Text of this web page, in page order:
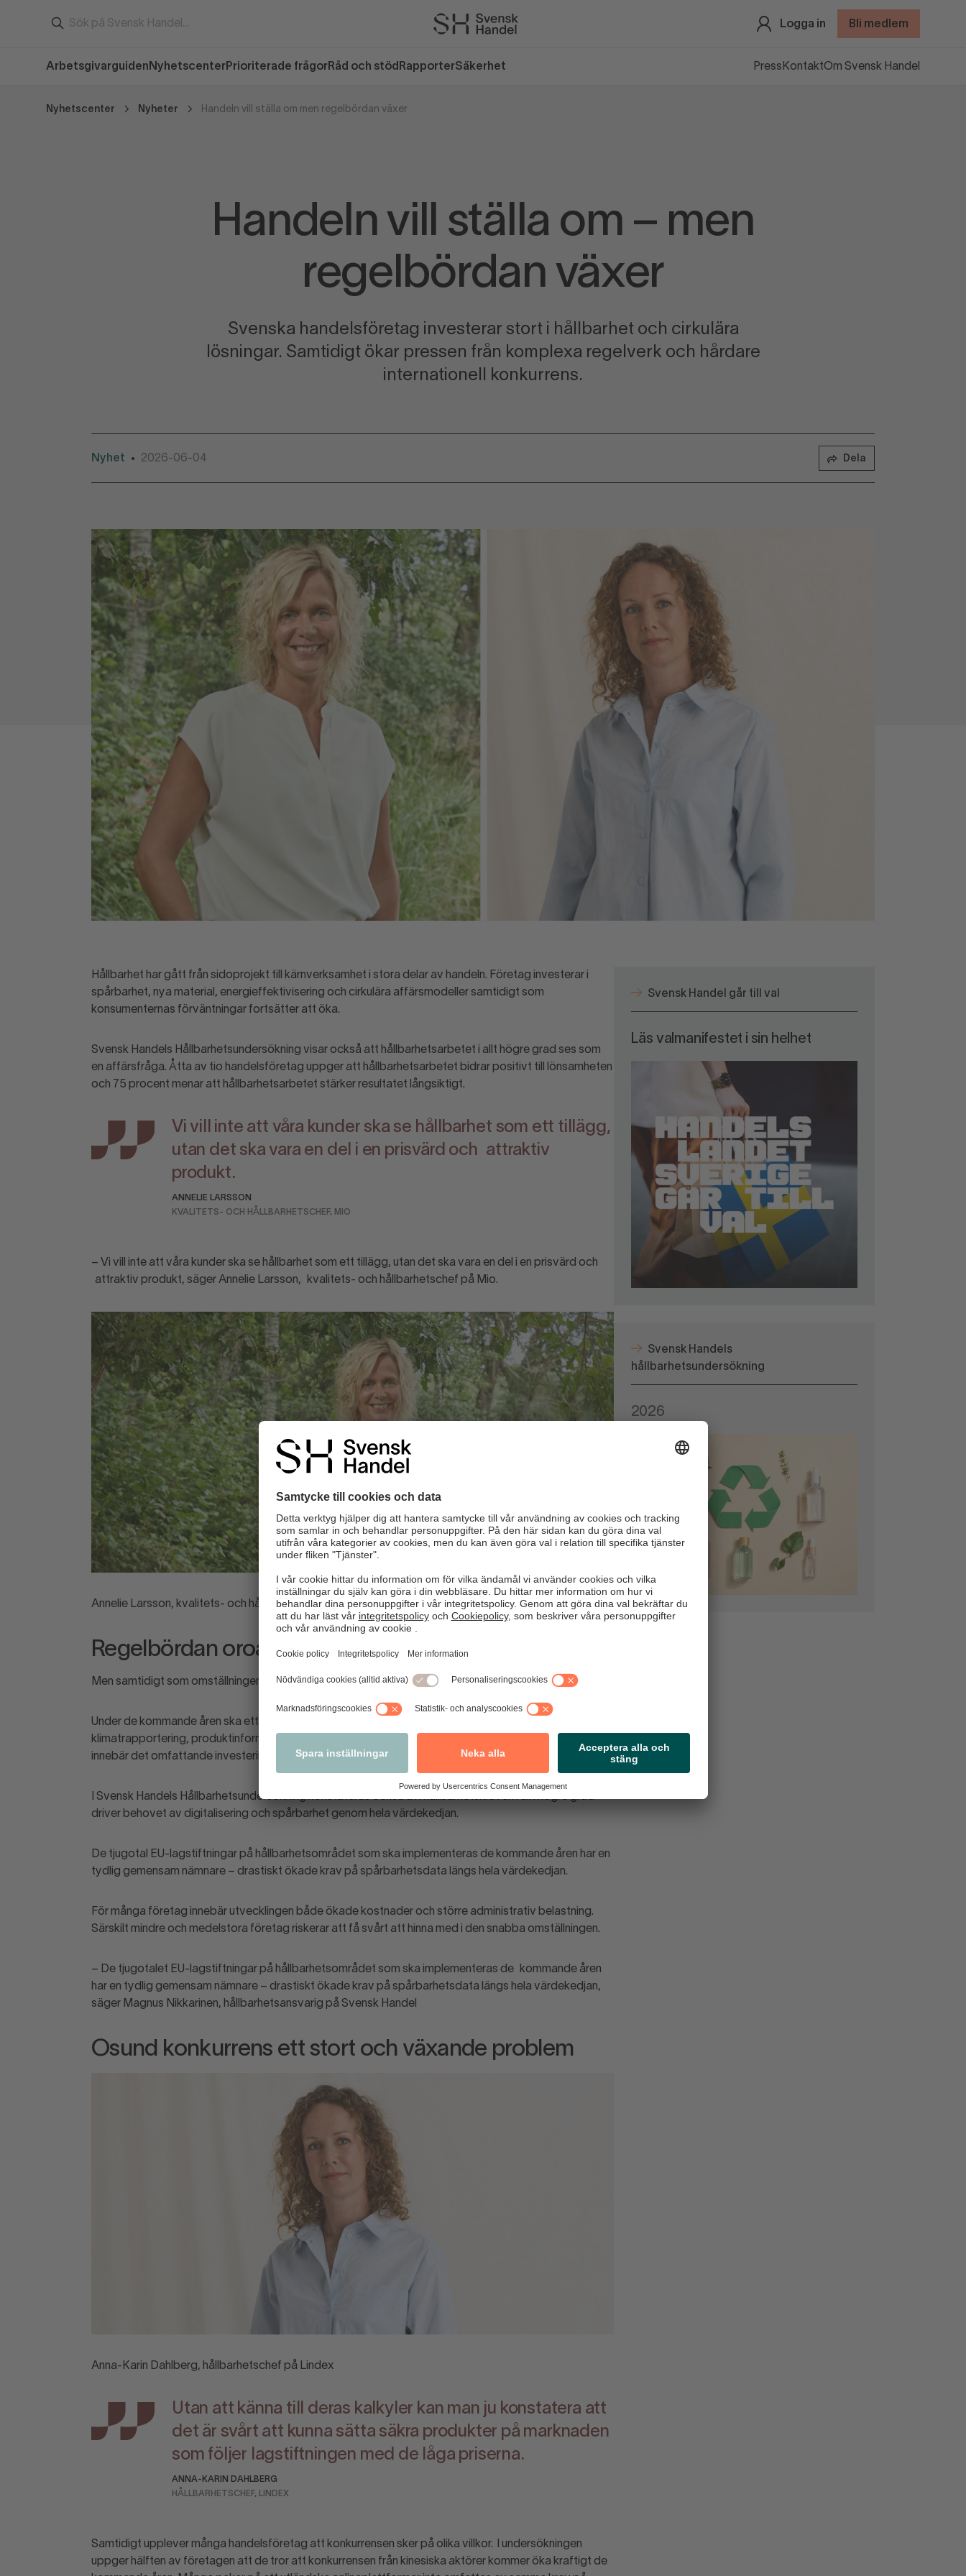
Logga in Bli medlem
Arbetsgivarguiden Nyhetscenter Prioriterade frågor Råd och stöd RapporterSäkerhet Press KontaktOm Svensk Handel
Nyhetscenter Nyheter Handeln vill ställa om men regelbördan växer
Handeln vill ställa om – men
regelbördan växer
Svenska handelsföretag investerar stort i hållbarhet och cirkulära
lösningar. Samtidigt ökar pressen från komplexa regelverk och hårdare
internationell konkurrens.
Nyhet • 2026-06-04 Dela
Hållbarhet har gått från sidoprojekt till kärnverksamhet i stora delar av handeln. Företag investerar i
spårbarhet, nya material, energieffektivisering och cirkulära affärsmodeller samtidigt som
konsumenternas förväntningar fortsätter att öka.
Svensk Handels Hållbarhetsundersökning visar också att hållbarhetsarbetet i allt högre grad ses som
en affärsfråga. Åtta av tio handelsföretag uppger att hållbarhetsarbetet bidrar positivt till lönsamheten
och 75 procent menar att hållbarhetsarbetet stärker resultatet långsiktigt.
Vi vill inte att våra kunder ska se hållbarhet som ett tillägg,
utan det ska vara en del i en prisvärd och attraktiv
produkt.
ANNELIE LARSSON
KVALITETS- OCH HÅLLBARHETSCHEF, MIO
– Vi vill inte att våra kunder ska se hållbarhet som ett tillägg, utan det ska vara en del i en prisvärd och
attraktiv produkt, säger Annelie Larsson, kvalitets- och hållbarhetschef på Mio.
Annelie Larsson, kvalitets- och hållbarhetschef Mio
Regelbördan oroar
Men samtidigt som omställningen accelererar växer en annan oro hos företagen: Regelbördan.
Under de kommande åren ska ett stort antal nya EU-regler införas kopplade till bland annat
klimatrapportering, produktinformation, ekodesign och digitala produktpass. För många företag
innebär det omfattande investeringar i nya system, datainsamling och digital infrastruktur.
I Svensk Handels Hållbarhetsundersökning konstateras också att hållbarhetskraven i allt högre grad
driver behovet av digitalisering och spårbarhet genom hela värdekedjan.
De tjugotal EU-lagstiftningar på hållbarhetsområdet som ska implementeras de kommande åren har en
tydlig gemensam nämnare – drastiskt ökade krav på spårbarhetsdata längs hela värdekedjan.
För många företag innebär utvecklingen både ökade kostnader och större administrativ belastning.
Särskilt mindre och medelstora företag riskerar att få svårt att hinna med i den snabba omställningen.
– De tjugotalet EU-lagstiftningar på hållbarhetsområdet som ska implementeras de kommande åren
har en tydlig gemensam nämnare – drastiskt ökade krav på spårbarhetsdata längs hela värdekedjan,
säger Magnus Nikkarinen, hållbarhetsansvarig på Svensk Handel
Osund konkurrens ett stort och växande problem
Anna-Karin Dahlberg, hållbarhetschef på Lindex
Utan att känna till deras kalkyler kan man ju konstatera att
det är svårt att kunna sätta säkra produkter på marknaden
som följer lagstiftningen med de låga priserna.
ANNA-KARIN DAHLBERG
HÅLLBARHETSCHEF, LINDEX
Samtidigt upplever många handelsföretag att konkurrensen sker på olika villkor. I undersökningen
uppger hälften av företagen att de tror att konkurrensen från kinesiska aktörer kommer öka kraftigt de
Svensk Handel går till val
Läs valmanifestet i sin helhet
Svensk Handels
hållbarhetsundersökning
2026